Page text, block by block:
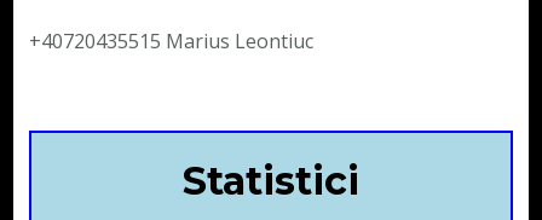
+40720435515 Marius Leontiuc
Statistici